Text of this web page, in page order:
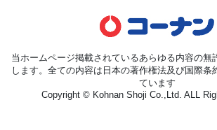
当ホームページ掲載されているあらゆる内容の無
します。全ての内容は日本の著作権法及び国際条
ています
Copyright © Kohnan Shoji Co.,Ltd. ALL